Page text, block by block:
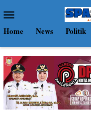
ke
kontenMobile
Home News Politik